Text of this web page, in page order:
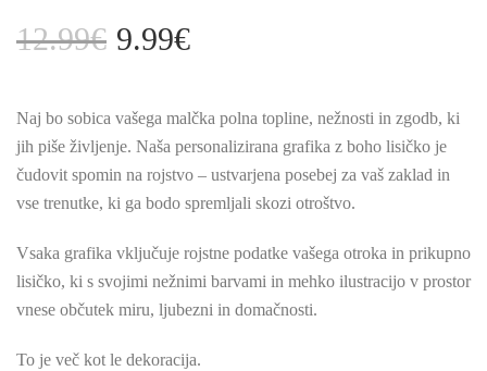
12.99€ Izvirna
bila:
12.99€.
9.99€Trenutna
9.99€.
Naj bo sobica vašega malčka polna topline, nežnosti in zgodb, ki
jih piše življenje. Naša personalizirana grafika z boho lisičko je
čudovit spomin na rojstvo – ustvarjena posebej za vaš zaklad in
vse trenutke, ki ga bodo spremljali skozi otroštvo.
Vsaka grafika vključuje rojstne podatke vašega otroka in prikupno
lisičko, ki s svojimi nežnimi barvami in mehko ilustracijo v prostor
vnese občutek miru, ljubezni in domačnosti.
To je več kot le dekoracija.